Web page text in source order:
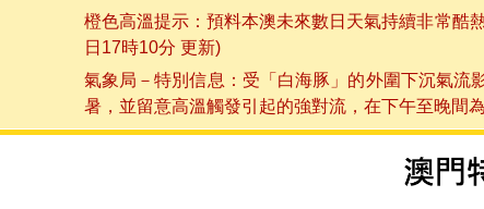
橙色高溫提示：預料本澳未來數日天氣持續非常酷
日17時10分 更新)
氣象局－特別信息：受「白海豚」的外圍下沉氣流
暑，並留意高溫觸發引起的強對流，在下午至晚間